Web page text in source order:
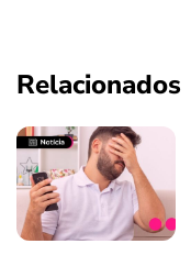
Relacionados